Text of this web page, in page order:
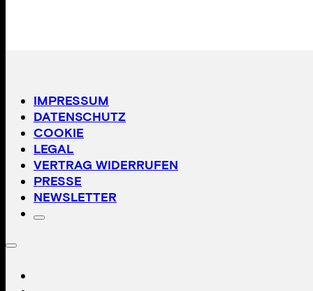
IMPRESSUM
DATENSCHUTZ
COOKIE
LEGAL
VERTRAG WIDERRUFEN
PRESSE
NEWSLETTER